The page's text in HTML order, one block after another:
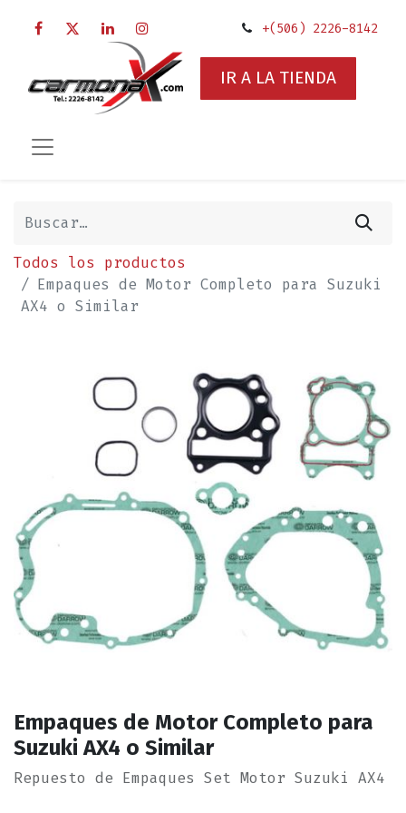
+(506) 2226-8142
IR A LA TIENDA
Todos los productos
Empaques de Motor Completo para Suzuki
AX4 o Similar
Empaques de Motor Completo para
Suzuki AX4 o Similar
Repuesto de Empaques Set Motor Suzuki AX4